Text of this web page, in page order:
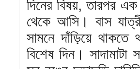
দিনের বিষয়, তারপর
থেকে আসি। বাস
সামনে দাঁড়িয়ে
বিশেষ দিন।